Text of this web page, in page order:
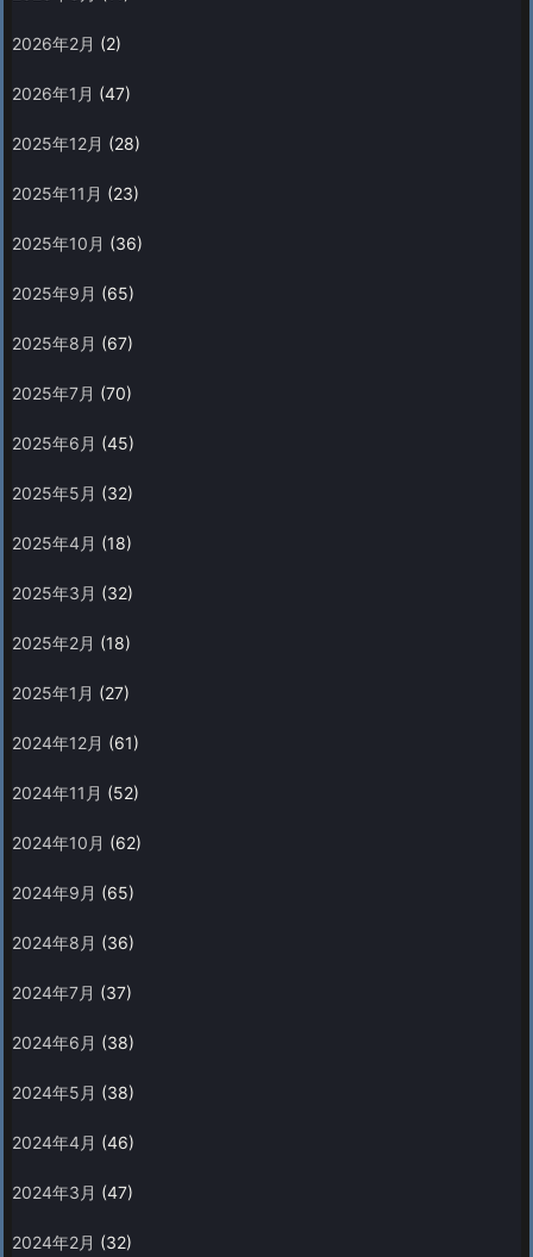
2026年2月 (2)
2026年1月 (47)
2025年12月 (28)
2025年11月 (23)
2025年10月 (36)
2025年9月 (65)
2025年8月 (67)
2025年7月 (70)
2025年6月 (45)
2025年5月 (32)
2025年4月 (18)
2025年3月 (32)
2025年2月 (18)
2025年1月 (27)
2024年12月 (61)
2024年11月 (52)
2024年10月 (62)
2024年9月 (65)
2024年8月 (36)
2024年7月 (37)
2024年6月 (38)
2024年5月 (38)
2024年4月 (46)
2024年3月 (47)
2024年2月 (32)